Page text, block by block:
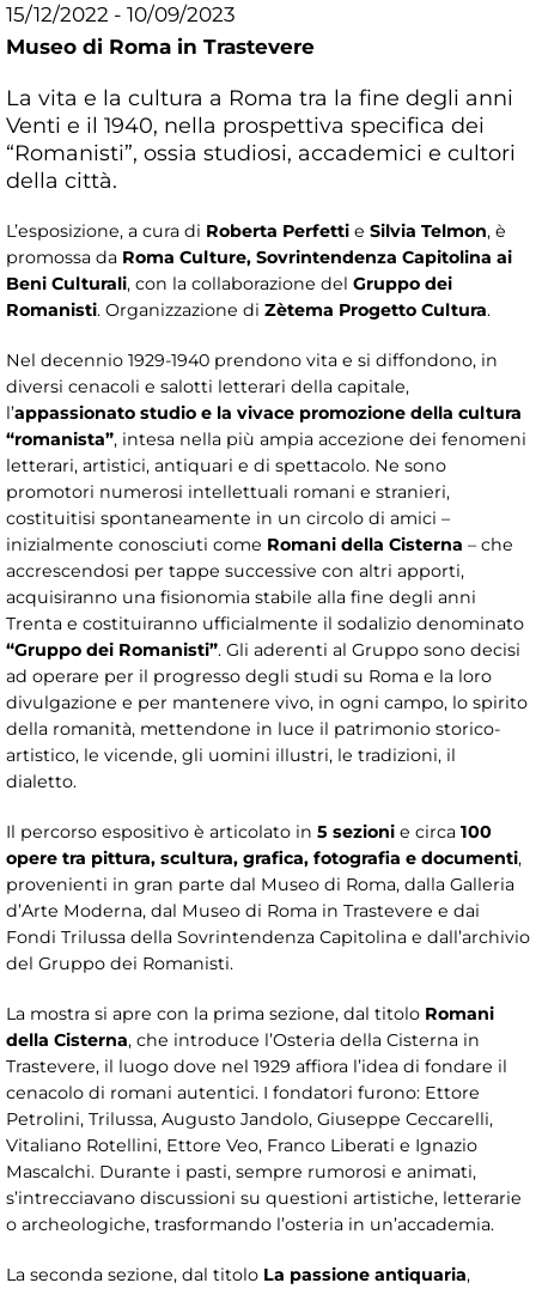
15/12/2022 - 10/09/2023
Museo di Roma in Trastevere
La vita e la cultura a Roma tra la fine degli anni
Venti e il 1940, nella prospettiva specifica dei
“Romanisti”, ossia studiosi, accademici e cultori
della città.
L’esposizione, a cura di Roberta Perfetti e Silvia Telmon, è
promossa da Roma Culture, Sovrintendenza Capitolina ai
Beni Culturali, con la collaborazione del Gruppo dei
Romanisti. Organizzazione di Zètema Progetto Cultura.
Nel decennio 1929-1940 prendono vita e si diffondono, in
diversi cenacoli e salotti letterari della capitale,
l’appassionato studio e la vivace promozione della cultura
“romanista”, intesa nella più ampia accezione dei fenomeni
letterari, artistici, antiquari e di spettacolo. Ne sono
promotori numerosi intellettuali romani e stranieri,
costituitisi spontaneamente in un circolo di amici –
inizialmente conosciuti come Romani della Cisterna – che
accrescendosi per tappe successive con altri apporti,
acquisiranno una fisionomia stabile alla fine degli anni
Trenta e costituiranno ufficialmente il sodalizio denominato
“Gruppo dei Romanisti”. Gli aderenti al Gruppo sono decisi
ad operare per il progresso degli studi su Roma e la loro
divulgazione e per mantenere vivo, in ogni campo, lo spirito
della romanità, mettendone in luce il patrimonio storico-
artistico, le vicende, gli uomini illustri, le tradizioni, il
dialetto.
Il percorso espositivo è articolato in 5 sezioni e circa 100
opere tra pittura, scultura, grafica, fotografia e documenti,
provenienti in gran parte dal Museo di Roma, dalla Galleria
d’Arte Moderna, dal Museo di Roma in Trastevere e dai
Fondi Trilussa della Sovrintendenza Capitolina e dall’archivio
del Gruppo dei Romanisti.
La mostra si apre con la prima sezione, dal titolo Romani
della Cisterna, che introduce l’Osteria della Cisterna in
Trastevere, il luogo dove nel 1929 affiora l’idea di fondare il
cenacolo di romani autentici. I fondatori furono: Ettore
Petrolini, Trilussa, Augusto Jandolo, Giuseppe Ceccarelli,
Vitaliano Rotellini, Ettore Veo, Franco Liberati e Ignazio
Mascalchi. Durante i pasti, sempre rumorosi e animati,
s’intrecciavano discussioni su questioni artistiche, letterarie
o archeologiche, trasformando l’osteria in un’accademia.
La seconda sezione, dal titolo La passione antiquaria,